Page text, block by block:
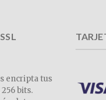
encripta tus
bits.